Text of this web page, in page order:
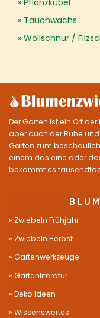
Pflanzkübel
Tauchwachs
Wollschnur /
Der Garten ist ein Ort
aber auch der Ruhe
Garten zum
einem das eine oder
bekommt es
Zwiebeln Frühjahr
Zwiebeln Herbst
Gartenwerkzeuge
Gartenliteratur
Deko Ideen
Wissenswertes